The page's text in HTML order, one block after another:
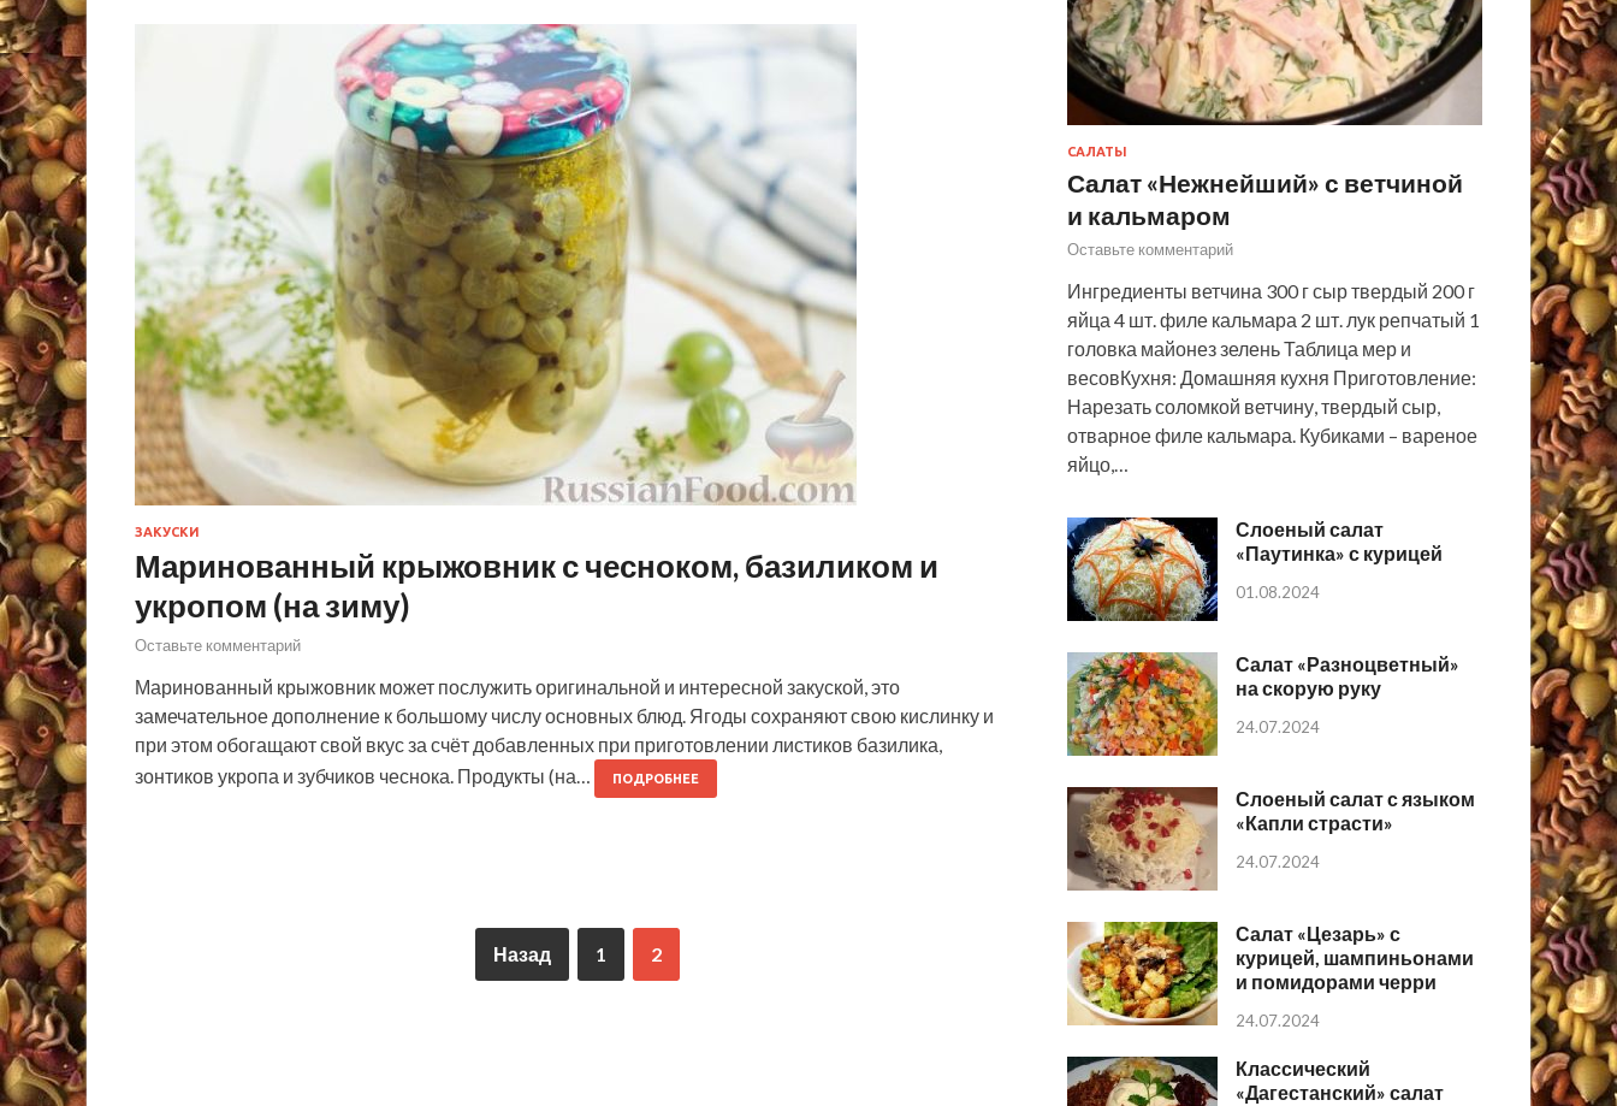
ЗАКУСКИ
Маринованный крыжовник с чесноком, базиликом и
укропом (на зиму)
Оставьте комментарий
Маринованный крыжовник может послужить оригинальной и интересной закуской, это
замечательное дополнение к большому числу основных блюд. Ягоды сохраняют свою кислинку и
при этом обогащают свой вкус за счёт добавленных при приготовлении листиков базилика,
зонтиков укропа и зубчиков чеснока. Продукты (на…
ПОДРОБНЕЕ
Назад 1 2
САЛАТЫ
Салат «Нежнейший» с ветчиной
и кальмаром
Оставьте комментарий
Ингредиенты ветчина 300 г сыр твердый 200 г
яйца 4 шт. филе кальмара 2 шт. лук репчатый 1
головка майонез зелень Таблица мер и
весовКухня: Домашняя кухня Приготовление:
Нарезать соломкой ветчину, твердый сыр,
отварное филе кальмара. Кубиками – вареное
яйцо,…
Слоеный салат
«Паутинка» с курицей
01.08.2024
Салат «Разноцветный»
на скорую руку
24.07.2024
Слоеный салат с языком
«Капли страсти»
24.07.2024
Салат «Цезарь» с
курицей, шампиньонами
и помидорами черри
24.07.2024
Классический
«Дагестанский» салат